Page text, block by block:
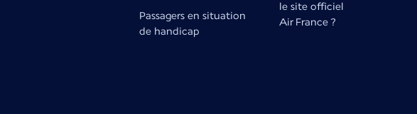
Passagers en situation
de handicap
le site officiel
Air France ?